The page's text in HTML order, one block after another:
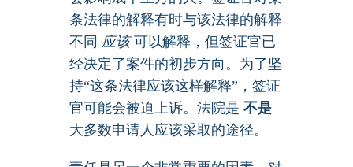
条法律的解释有时与该法律的解释
不同 应该可以解释，但签证官已
经决定了案件的初步方向。为了坚
持“这条法律应该这样解释”，签证
官可能会被迫上诉。法院是 不是
大多数申请人应该采取的途径。